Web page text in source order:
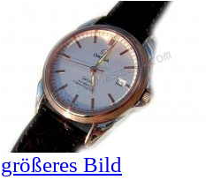
größeres Bild